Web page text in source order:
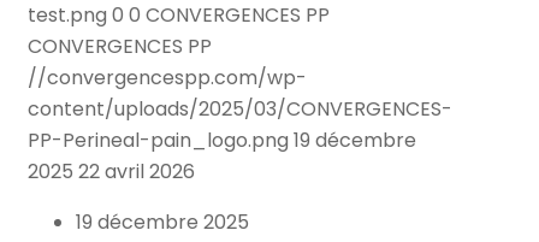
test.png 0 0 CONVERGENCES PP
CONVERGENCES PP
//convergencespp.com/wp-
content/uploads/2025/03/CONVERGENCES-
PP-Perineal-pain_logo.png 19 décembre
2025 22 avril 2026
19 décembre 2025